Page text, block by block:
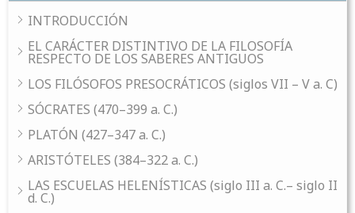
INTRODUCCIÓN
EL CARÁCTER DISTINTIVO DE LA FILOSOFÍA
RESPECTO DE LOS SABERES ANTIGUOS
LOS FILÓSOFOS PRESOCRÁTICOS (siglos VII – V a. C)
SÓCRATES (470–399 a. C.)
PLATÓN (427–347 a. C.)
ARISTÓTELES (384–322 a. C.)
LAS ESCUELAS HELENÍSTICAS (siglo III a. C.– siglo II
d. C.)